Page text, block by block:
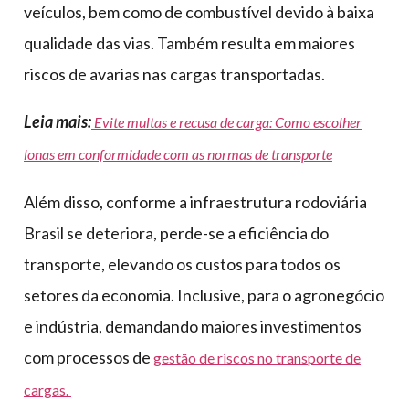
veículos, bem como de combustível devido à baixa
qualidade das vias. Também resulta em maiores
riscos de avarias nas cargas transportadas.
Leia mais: Evite multas e recusa de carga: Como escolher
lonas em conformidade com as normas de transporte
Além disso, conforme a infraestrutura rodoviária
Brasil se deteriora, perde-se a eficiência do
transporte, elevando os custos para todos os
setores da economia. Inclusive, para o agronegócio
e indústria, demandando maiores investimentos
com processos de gestão de riscos no transporte de
cargas.